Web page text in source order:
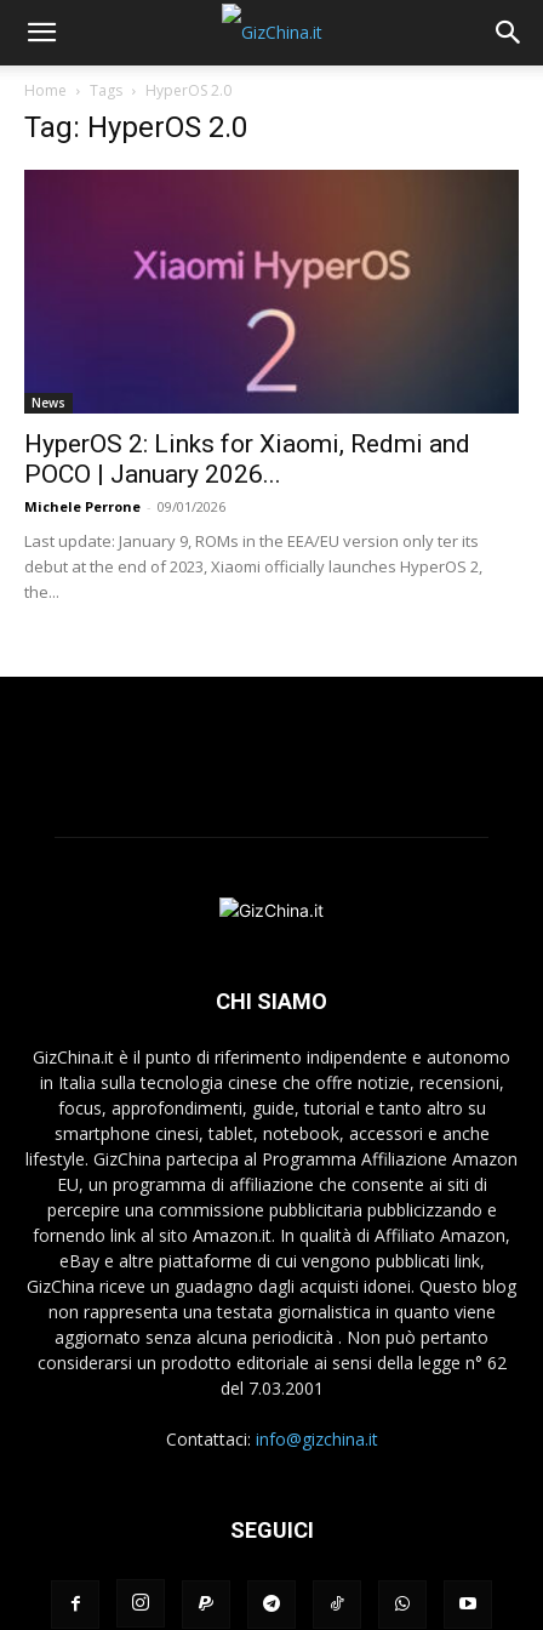
Home Tags HyperOS 2.0
Tag: HyperOS 2.0
News
HyperOS 2: Links for Xiaomi, Redmi and
POCO | January 2026...
Michele Perrone - 09/01/2026
Last update: January 9, ROMs in the EEA/EU version only ter its
debut at the end of 2023, Xiaomi officially launches HyperOS 2,
the...
CHI SIAMO
GizChina.it è il punto di riferimento indipendente e autonomo
in Italia sulla tecnologia cinese che offre notizie, recensioni,
focus, approfondimenti, guide, tutorial e tanto altro su
smartphone cinesi, tablet, notebook, accessori e anche
lifestyle. GizChina partecipa al Programma Affiliazione Amazon
EU, un programma di affiliazione che consente ai siti di
percepire una commissione pubblicitaria pubblicizzando e
fornendo link al sito Amazon.it. In qualità di Affiliato Amazon,
eBay e altre piattaforme di cui vengono pubblicati link,
GizChina riceve un guadagno dagli acquisti idonei. Questo blog
non rappresenta una testata giornalistica in quanto viene
aggiornato senza alcuna periodicità . Non può pertanto
considerarsi un prodotto editoriale ai sensi della legge n° 62
del 7.03.2001
Contattaci: info@gizchina.it
SEGUICI